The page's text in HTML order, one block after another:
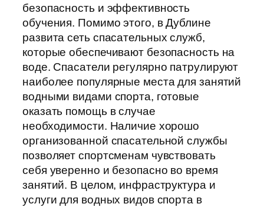
безопасность и эффективность
обучения. Помимо этого, в Дублине
развита сеть спасательных служб,
которые обеспечивают безопасность на
воде. Спасатели регулярно патрулируют
наиболее популярные места для занятий
водными видами спорта, готовые
оказать помощь в случае
необходимости. Наличие хорошо
организованной спасательной службы
позволяет спортсменам чувствовать
себя уверенно и безопасно во время
занятий. В целом, инфраструктура и
услуги для водных видов спорта в